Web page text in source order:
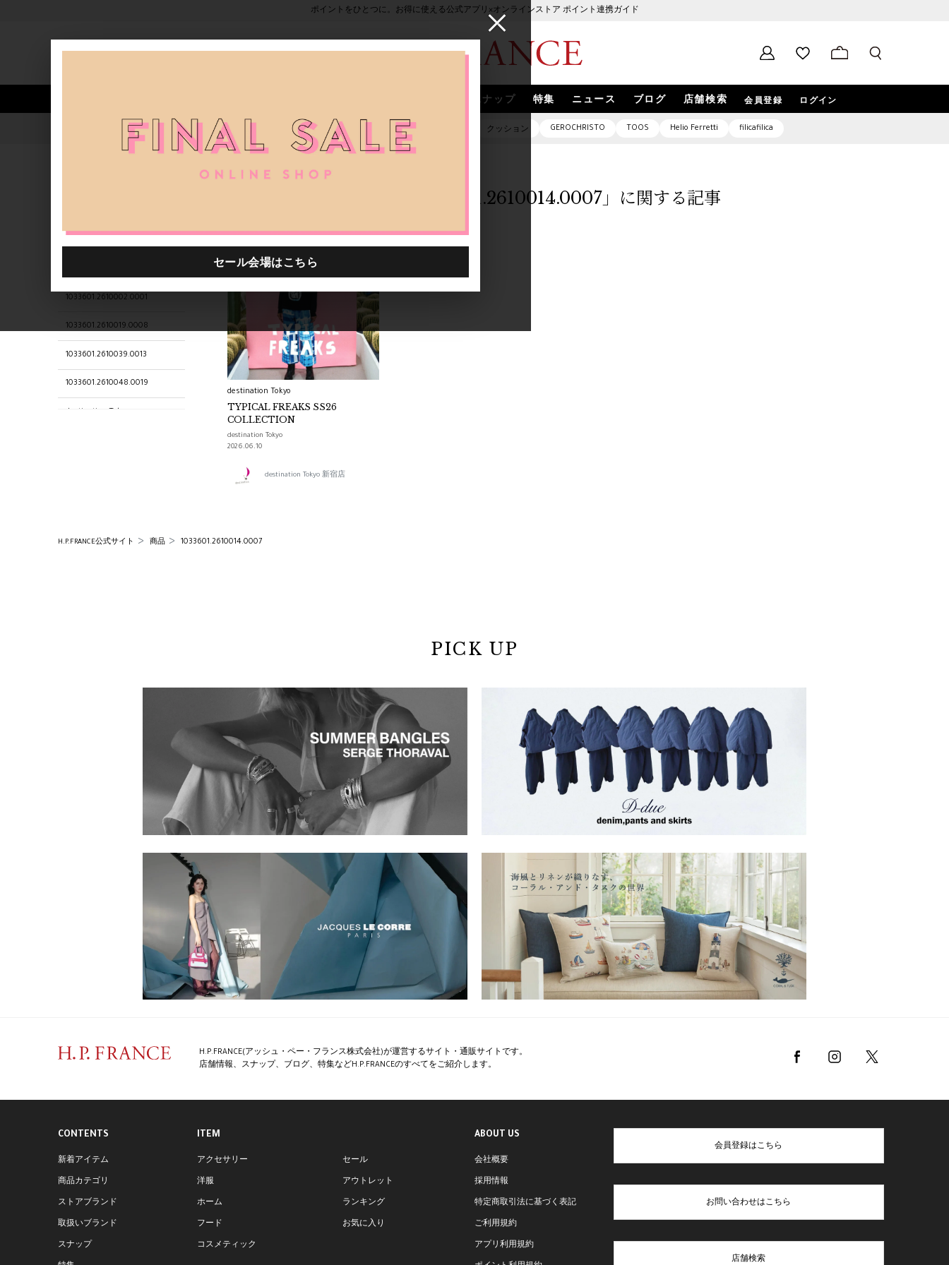
ポイントをひとつに。お得に使える公式アプリ×オンラインストア ポイント連携ガイド
スナップ 特集 ニュース ブログ 店舗検索 会員登録 ログイン
人気ワード セール 40th限定 ピアス バッグ クッション GEROCHRISTO TOOS Helio Ferretti filicafilica
1033601.2610002.0001
1033601.2610019.0008
1033601.2610039.0013
1033601.2610048.0019
「1033601.2610014.0007」に関する記事
destination Tokyo
TYPICAL FREAKS SS26
COLLECTION
destination Tokyo
2026.06.10
destination Tokyo 新宿店
H.P.FRANCE公式サイト 商品 1033601.2610014.0007
PICK UP
H.P.FRANCE(アッシュ・ペー・フランス株式会社)が運営するサイト・通販サイトです。
店舗情報、スナップ、ブログ、特集などH.P.FRANCEのすべてをご紹介します。
CONTENTS
新着アイテム
商品カテゴリ
ストアブランド
取扱いブランド
スナップ
ITEM
アクセサリー
洋服
ホーム
フード
コスメティック
セール
アウトレット
ランキング
お気に入り
ABOUT US
会社概要
採用情報
特定商取引法に基づく表記
ご利用規約
アプリ利用規約
会員登録はこちら
お問い合わせはこちら
店舗検索